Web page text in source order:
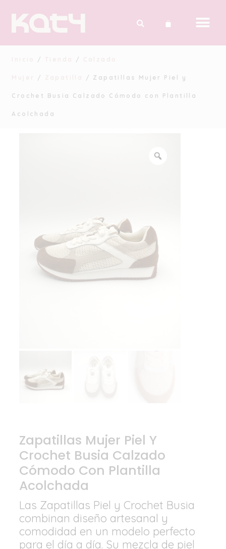
/ /
/ / Zapatillas Mujer Piel y
Crochet Busia Calzado Cómodo con Plantilla
Acolchada
Zapatillas Mujer Piel Y
Crochet Busia Calzado
Cómodo Con Plantilla
Acolchada
Las Zapatillas Piel y Crochet Busia
combinan diseño artesanal y
comodidad en un modelo perfecto
para el día a día. Su mezcla de piel